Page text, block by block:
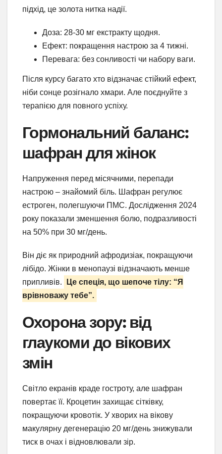
підхід, це золота нитка надії.
Доза: 28-30 мг екстракту щодня.
Ефект: покращення настрою за 4 тижні.
Перевага: без сонливості чи набору ваги.
Після курсу багато хто відзначає стійкий ефект,
ніби сонце розігнало хмари. Але поєднуйте з
терапією для повного успіху.
Гормональний баланс:
шафран для жінок
Напруження перед місячними, перепади
настрою – знайомий біль. Шафран регулює
естроген, полегшуючи ПМС. Дослідження 2024
року показали зменшення болю, подразливості
на 50% при 30 мг/день.
Він діє як природний афродизіак, покращуючи
лібідо. Жінки в менопаузі відзначають менше
припливів.
Це спеція, що шепоче тілу: “Я
врівноважу тебе”.
Охорона зору: від
глаукоми до вікових
змін
Світло екранів краде гостроту, але шафран
повертає її. Кроцетин захищає сітківку,
покращуючи кровотік. У хворих на вікову
макулярну дегенерацію 20 мг/день знижували
тиск в очах і відновлювали зір.